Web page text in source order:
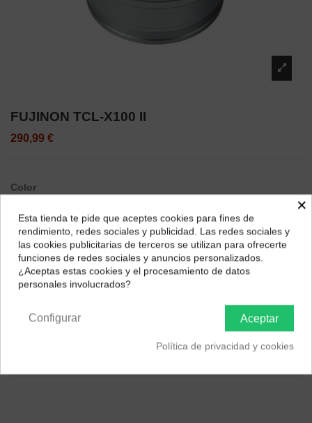
FUJINON TCL-X100 II
290,99 €
Color
¿Dónde deseas recibir tu pedido?
Selecciona tu ubicación para mostrarte los precios e
impuestos correctos para tu región.
×
Esta tienda te pide que aceptes cookies para fines de
rendimiento, redes sociales y publicidad. Las redes sociales y
las cookies publicitarias de terceros se utilizan para ofrecerte
funciones de redes sociales y anuncios personalizados.
¿Aceptas estas cookies y el procesamiento de datos
personales involucrados?
Aceptar
Configurar
Política de privacidad y cookies